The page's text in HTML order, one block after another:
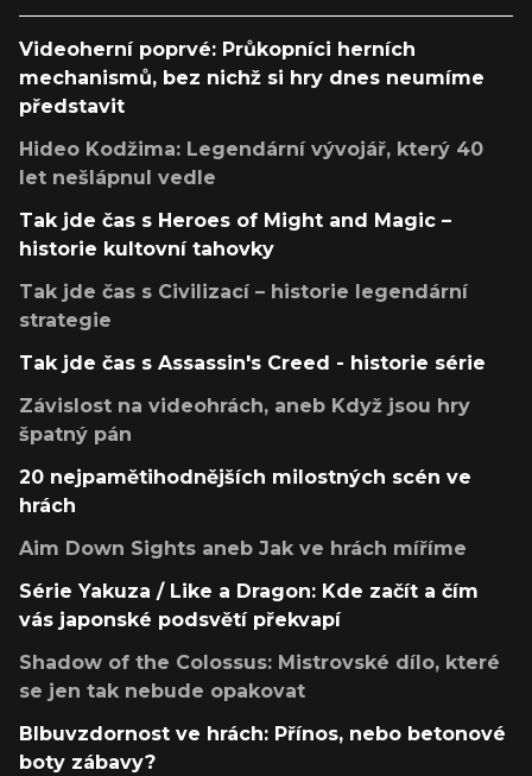
Videoherní poprvé: Průkopníci herních
mechanismů, bez nichž si hry dnes neumíme
představit
Hideo Kodžima: Legendární vývojář, který 40
let nešlápnul vedle
Tak jde čas s Heroes of Might and Magic –
historie kultovní tahovky
Tak jde čas s Civilizací – historie legendární
strategie
Tak jde čas s Assassin's Creed - historie série
Závislost na videohrách, aneb Když jsou hry
špatný pán
20 nejpamětihodnějších milostných scén ve
hrách
Aim Down Sights aneb Jak ve hrách míříme
Série Yakuza / Like a Dragon: Kde začít a čím
vás japonské podsvětí překvapí
Shadow of the Colossus: Mistrovské dílo, které
se jen tak nebude opakovat
Blbuvzdornost ve hrách: Přínos, nebo betonové
boty zábavy?